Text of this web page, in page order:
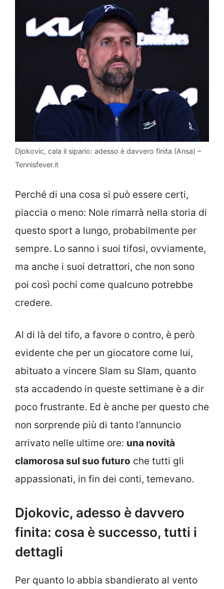
Djokovic, cala il sipario: adesso è davvero finita (Ansa) –
Tennisfever.it
Perché di una cosa si può essere certi,
piaccia o meno: Nole rimarrà nella storia di
questo sport a lungo, probabilmente per
sempre. Lo sanno i suoi tifosi, ovviamente,
ma anche i suoi detrattori, che non sono
poi così pochi come qualcuno potrebbe
credere.
Al di là del tifo, a favore o contro, è però
evidente che per un giocatore come lui,
abituato a vincere Slam su Slam, quanto
sta accadendo in queste settimane è a dir
poco frustrante. Ed è anche per questo che
non sorprende più di tanto l’annuncio
arrivato nelle ultime ore: una novità
clamorosa sul suo futuro che tutti gli
appassionati, in fin dei conti, temevano.
Djokovic, adesso è davvero
finita: cosa è successo, tutti i
dettagli
Per quanto lo abbia sbandierato al vento